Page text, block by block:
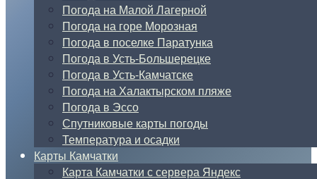
Погода на Малой Лагерной
Погода на горе Морозная
Погода в поселке Паратунка
Погода в Усть-Большерецке
Погода в Усть-Камчатске
Погода на Халактырском пляже
Погода в Эссо
Спутниковые карты погоды
Температура и осадки
Карты Камчатки
Карта Камчатки с сервера Яндекс